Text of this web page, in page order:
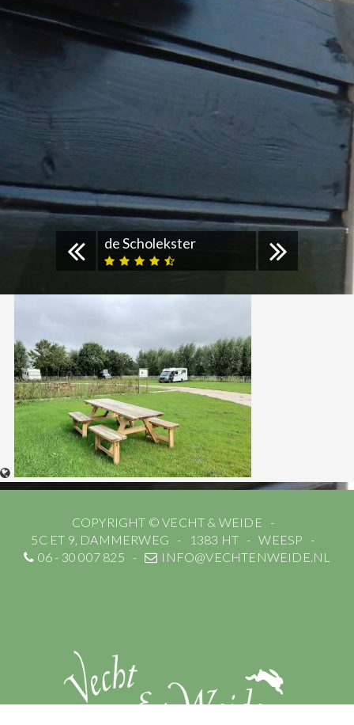
de Scholekster
COPYRIGHT © VECHT & WEIDE
5C ET 9, DAMMERWEG
1383 HT
WEESP
06 - 30 007 825
INFO@VECHTENWEIDE.NL